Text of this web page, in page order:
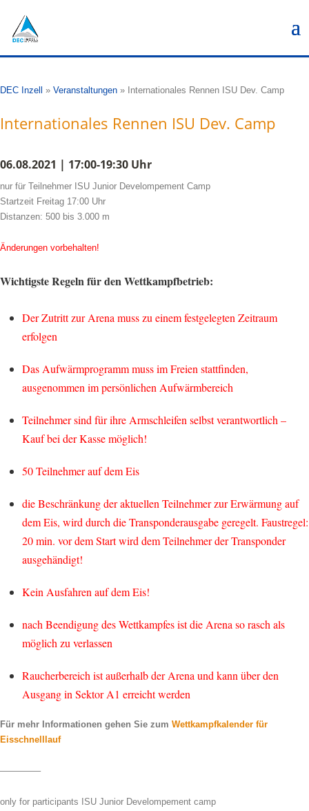
DEC Inzell » Veranstaltungen » Internationales Rennen ISU Dev. Camp
Internationales Rennen ISU Dev. Camp
06.08.2021 | 17:00-19:30 Uhr
nur für Teilnehmer ISU Junior Develompement Camp
Startzeit Freitag 17:00 Uhr
Distanzen: 500 bis 3.000 m
Änderungen vorbehalten!
Wichtigste Regeln für den Wettkampfbetrieb:
Der Zutritt zur Arena muss zu einem festgelegten Zeitraum
erfolgen
Das Aufwärmprogramm muss im Freien stattfinden,
ausgenommen im persönlichen Aufwärmbereich
Teilnehmer sind für ihre Armschleifen selbst verantwortlich –
Kauf bei der Kasse möglich!
50 Teilnehmer auf dem Eis
die Beschränkung der aktuellen Teilnehmer zur Erwärmung auf
dem Eis, wird durch die Transponderausgabe geregelt. Faustregel:
20 min. vor dem Start wird dem Teilnehmer der Transponder
ausgehändigt!
Kein Ausfahren auf dem Eis!
nach Beendigung des Wettkampfes ist die Arena so rasch als
möglich zu verlassen
Raucherbereich ist außerhalb der Arena und kann über den
Ausgang in Sektor A1 erreicht werden
Für mehr Informationen gehen Sie zum Wettkampfkalender für
Eisschnelllauf
————–
only for participants ISU Junior Develompement camp